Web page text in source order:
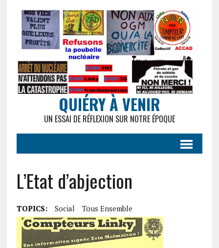
QUIÉRY À VENIR
UN ESSAI DE RÉFLEXION SUR NOTRE ÉPOQUE
L’Etat d’abjection
TOPICS: Social Tous Ensemble